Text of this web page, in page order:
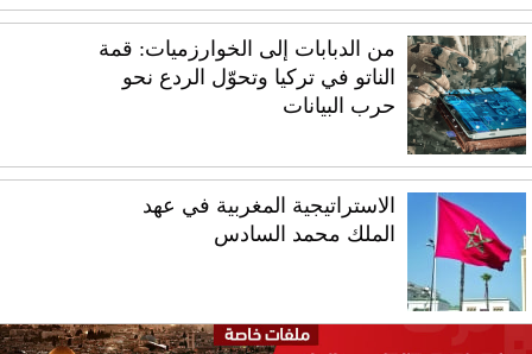
من الدبابات إلى الخوارزميات: قمة
الناتو في تركيا وتحوّل الردع نحو
حرب البيانات
الاستراتيجية المغربية في عهد
الملك محمد السادس